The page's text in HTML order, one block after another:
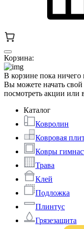
Корзина:
В корзине пока ничего
Вы можете начать
посмотреть акции или
Каталог
Ковролин
Ковровая
Ковры
Трава
Клей
Подложка
Плинтус
Грязезащита